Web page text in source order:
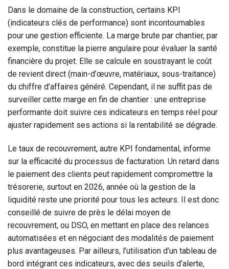
Dans le domaine de la construction, certains KPI
(indicateurs clés de performance) sont incontournables
pour une gestion efficiente. La marge brute par chantier, par
exemple, constitue la pierre angulaire pour évaluer la santé
financière du projet. Elle se calcule en soustrayant le coût
de revient direct (main-d’œuvre, matériaux, sous-traitance)
du chiffre d’affaires généré. Cependant, il ne suffit pas de
surveiller cette marge en fin de chantier : une entreprise
performante doit suivre ces indicateurs en temps réel pour
ajuster rapidement ses actions si la rentabilité se dégrade.
Le taux de recouvrement, autre KPI fondamental, informe
sur la efficacité du processus de facturation. Un retard dans
le paiement des clients peut rapidement compromettre la
trésorerie, surtout en 2026, année où la gestion de la
liquidité reste une priorité pour tous les acteurs. Il est donc
conseillé de suivre de près le délai moyen de
recouvrement, ou DSO, en mettant en place des relances
automatisées et en négociant des modalités de paiement
plus avantageuses. Par ailleurs, l’utilisation d’un tableau de
bord intégrant ces indicateurs, avec des seuils d’alerte,